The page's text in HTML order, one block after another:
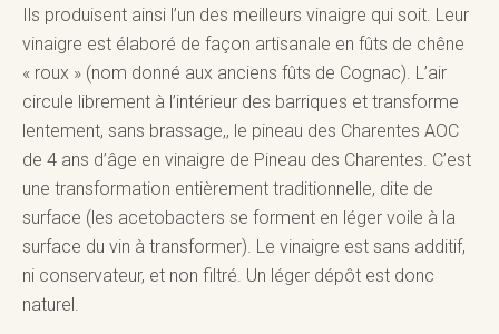
Ils produisent ainsi l’un des meilleurs vinaigre qui soit. Leur
vinaigre est élaboré de façon artisanale en fûts de chêne
« roux » (nom donné aux anciens fûts de Cognac). L’air
circule librement à l’intérieur des barriques et transforme
lentement, sans brassage,, le pineau des Charentes AOC
de 4 ans d’âge en vinaigre de Pineau des Charentes. C’est
une transformation entièrement traditionnelle, dite de
surface (les acetobacters se forment en léger voile à la
surface du vin à transformer). Le vinaigre est sans additif,
ni conservateur, et non filtré. Un léger dépôt est donc
naturel.